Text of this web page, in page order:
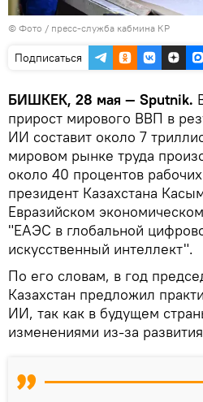
© Фото / пресс-служба кабмина КР
Подписаться
БИШКЕК, 28 мая — Sputnik.
прирост мирового ВВП в
ИИ составит около 7
мировом рынке труда
около 40 процентов
президент Казахстана
Евразийском
"ЕАЭС в глобальной
искусственный интеллект".
По его словам, в год
Казахстан предложил
ИИ, так как в будущем
изменениями из-за